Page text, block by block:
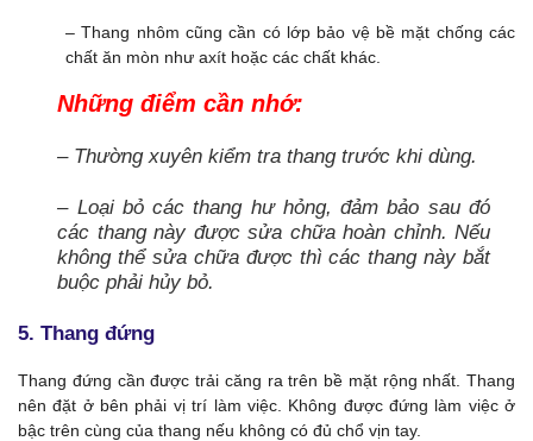
– Thang nhôm cũng cần có lớp bảo vệ bề mặt chống các
chất ăn mòn như axít hoặc các chất khác.
Những điểm cần nhớ:
– Thường xuyên kiểm tra thang trước khi dùng.
– Loại bỏ các thang hư hỏng, đảm bảo sau đó
các thang này được sửa chữa hoàn chỉnh. Nếu
không thể sửa chữa được thì các thang này bắt
buộc phải hủy bỏ.
5. Thang đứng
Thang đứng cần được trải căng ra trên bề mặt rộng nhất. Thang
nên đặt ở bên phải vị trí làm việc. Không được đứng làm việc ở
bậc trên cùng của thang nếu không có đủ chổ vịn tay.